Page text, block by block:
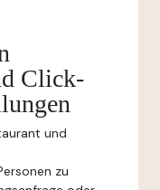
Click-
und
zu